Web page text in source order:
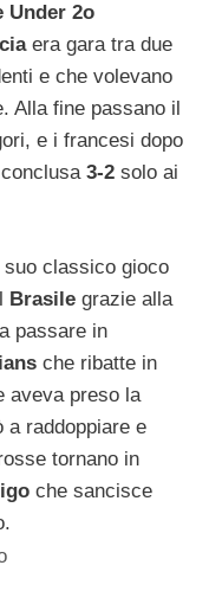
Under 2o
era gara tra due
e che volevano
Alla fine passano il
e i francesi dopo
3-2 solo ai
classico gioco
Brasile grazie alla
passare in
che ribatte in
aveva preso la
a raddoppiare e
tornano in
che sancisce